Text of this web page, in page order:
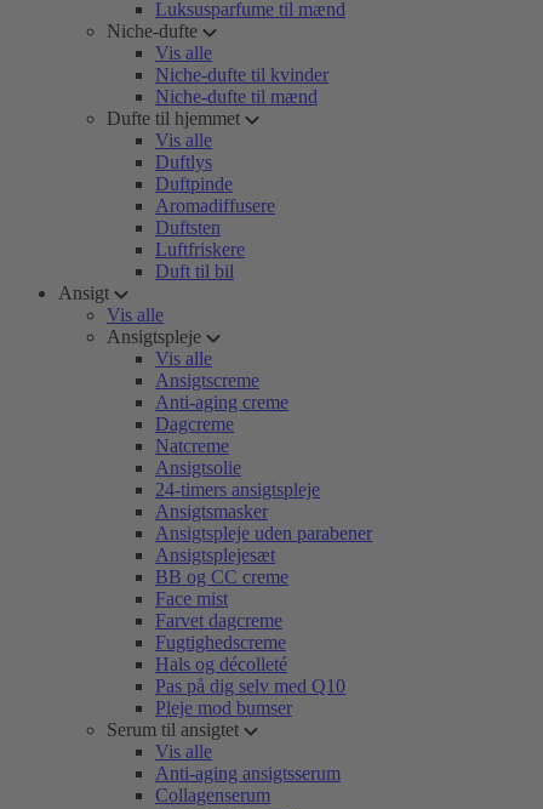
Luksusparfume til mænd
Niche-dufte
Vis alle
Niche-dufte til kvinder
Niche-dufte til mænd
Dufte til hjemmet
Vis alle
Duftlys
Duftpinde
Aromadiffusere
Duftsten
Luftfriskere
Duft til bil
Ansigt
Vis alle
Ansigtspleje
Vis alle
Ansigtscreme
Anti-aging creme
Dagcreme
Natcreme
Ansigtsolie
24-timers ansigtspleje
Ansigtsmasker
Ansigtspleje uden parabener
Ansigtsplejesæt
BB og CC creme
Face mist
Farvet dagcreme
Fugtighedscreme
Hals og décolleté
Pas på dig selv med Q10
Pleje mod bumser
Serum til ansigtet
Vis alle
Anti-aging ansigtsserum
Collagenserum